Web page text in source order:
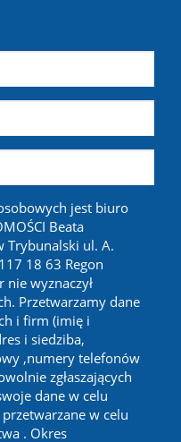
jest biuro
Beata
Trybunalski ul. A.
18 63 Regon
wyznaczył
Przetwarzamy dane
i firm (imię i
i siedziba,
,numery telefonów
zgłaszających
dane w celu
w celu
. Okres